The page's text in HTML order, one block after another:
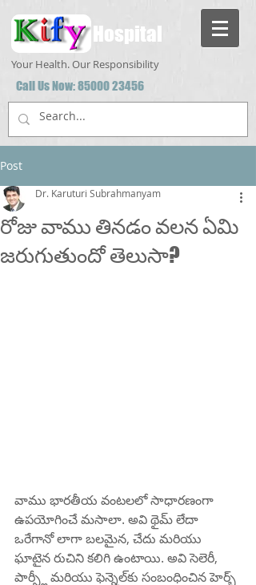
Hospital
Your Health. Our Responsibility
Call Us Now:85000 23456
Post
రోజు వాము తినడం వలన ఏమి
జరుగుతుందో తెలుసా?
Dr. Karuturi Subrahmanyam
వాము భారతీయ వంటలలో సాధారణంగా
ఉపయోగించే మసాలా. అవి థైమ్ లేదా
ఒరేగానో లాగా బలమైన, చేదు మరియు
ఘాటైన రుచిని కలిగి ఉంటాయి. అవి సెలెరీ,
పార్స్లీ మరియు ఫెన్నెల్‌కు సంబంధించిన హెర్బ్